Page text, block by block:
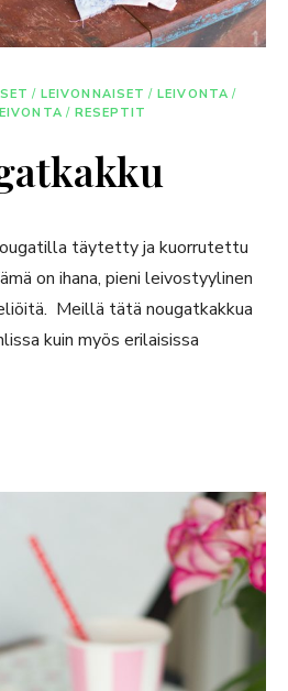
/ LEIVONNAISET / LEIVONTA /
/ RESEPTIT
täytetty ja kuorrutettu
on ihana, pieni leivostyylinen
Meillä tätä nougatkakkua
kuin myös erilaisissa